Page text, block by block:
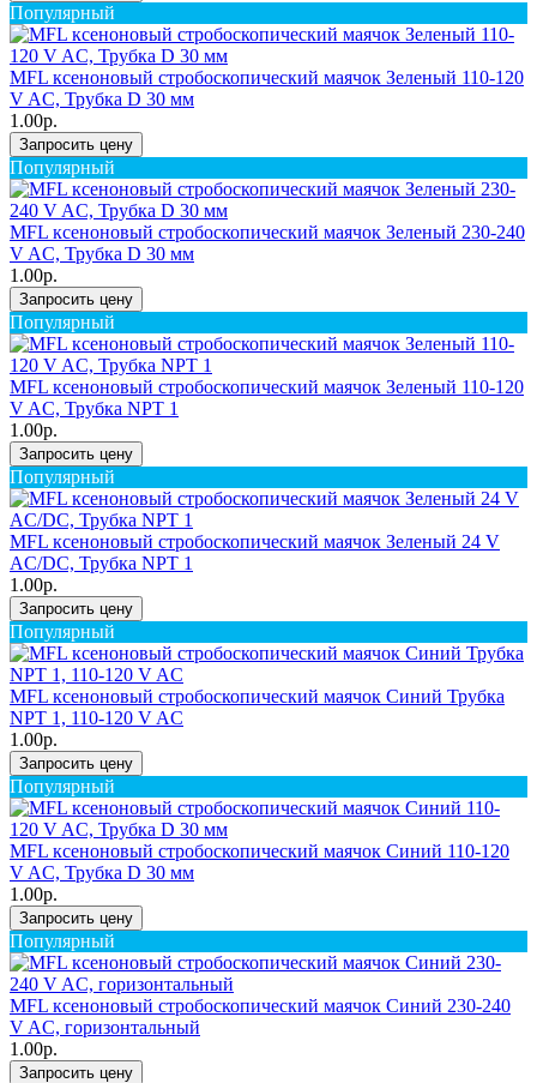
Популярный
MFL ксеноновый стробоскопический маячок Зеленый 110-120
V AC, Трубка D 30 мм
1.00р.
Запросить цену
Популярный
MFL ксеноновый стробоскопический маячок Зеленый 230-240
V AC, Трубка D 30 мм
1.00р.
Запросить цену
Популярный
MFL ксеноновый стробоскопический маячок Зеленый 110-120
V AC, Трубка NPT 1
1.00р.
Запросить цену
Популярный
MFL ксеноновый стробоскопический маячок Зеленый 24 V
AC/DC, Трубка NPT 1
1.00р.
Запросить цену
Популярный
MFL ксеноновый стробоскопический маячок Синий Трубка
NPT 1, 110-120 V AC
1.00р.
Запросить цену
Популярный
MFL ксеноновый стробоскопический маячок Синий 110-120
V AC, Трубка D 30 мм
1.00р.
Запросить цену
Популярный
MFL ксеноновый стробоскопический маячок Синий 230-240
V AC, горизонтальный
1.00р.
Запросить цену